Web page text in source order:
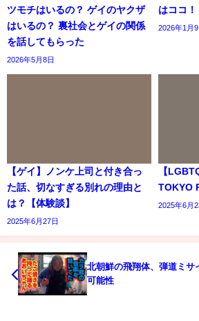
ツモチはいるの？ ゲイのヤクザ
はいるの？ 裏社会とゲイの関係
を話してもらった
2026年5月8日
はココ！
2026年1月9
【ゲイ】ノンケ上司と付き合っ
た話、切なすぎる別れの理由と
は？【体験談】
2025年6月27日
【
TOKYO
2025年6月
北朝鮮の飛翔体、弾道ミ
可能性